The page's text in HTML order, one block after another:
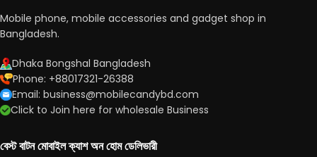
Mobile phone, mobile accessories and gadget shop in
Bangladesh.
Dhaka Bongshal Bangladesh
Phone: +88017321-26388
Email: business@mobilecandybd.com
Click to Join here for wholesale Business
বেস্ট বাটন মোবাইল ক্যাশ অন হোম ডেলিভারী